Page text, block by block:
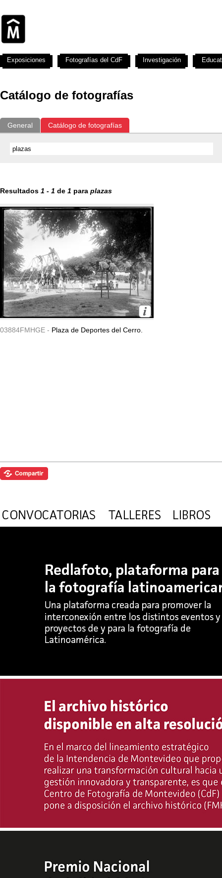
Catálogo de fotografías
General Catálogo de fotografías
Resultados 1 - 1 de 1 para plazas
03884FMHGE - Plaza de Deportes del Cerro.
Exposiciones Fotografías del CdF Investigación